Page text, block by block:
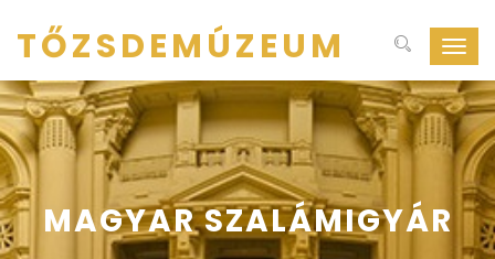
ki-
be
TŐZSDEMÚZEUM
MAGYAR SZALÁMIGYÁR